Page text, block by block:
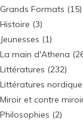
Grands Formats (15)
Histoire (3)
Jeunesses (1)
La main d'Athena
Littératures (232)
Littératures
Miroir et contre
Philosophies (2)